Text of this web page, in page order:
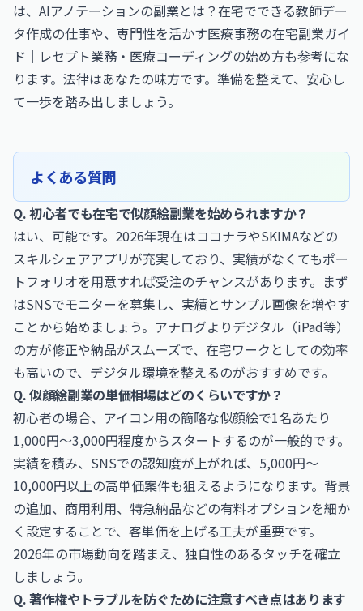
は、 AIアノテーションの副業とは？在宅でできる教師デー
タ作成の仕事や、専門性を活かす医療事務の在宅副業ガイ
ド｜レセプト業務・医療コーディングの始め方も参考にな
ります。法律はあなたの味方です。準備を整えて、安心し
て一歩を踏み出しましょう。
よくある質問
Q. 初心者でも在宅で似顔絵副業を始められますか？
はい、可能です。2026年現在はココナラやSKIMAなどの
スキルシェアアプリが充実しており、実績がなくてもポー
トフォリオを用意すれば受注のチャンスがあります。まず
はSNSでモニターを募集し、実績とサンプル画像を増やす
ことから始めましょう。アナログよりデジタル（iPad等）
の方が修正や納品がスムーズで、在宅ワークとしての効率
も高いので、デジタル環境を整えるのがおすすめです。
Q. 似顔絵副業の単価相場はどのくらいですか？
初心者の場合、アイコン用の簡略な似顔絵で1名あたり
1,000円〜3,000円程度からスタートするのが一般的です。
実績を積み、SNSでの認知度が上がれば、5,000円〜
10,000円以上の高単価案件も狙えるようになります。背景
の追加、商用利用、特急納品などの有料オプションを細か
く設定することで、客単価を上げる工夫が重要です。
2026年の市場動向を踏まえ、独自性のあるタッチを確立
しましょう。
Q. 著作権やトラブルを防ぐために注意すべき点はあります